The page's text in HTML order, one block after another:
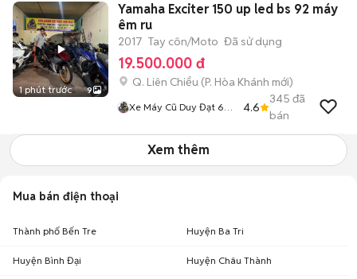
1 phút trước 9
Yamaha Exciter 150 up led bs 92 máy
êm ru
2017 Tay côn/Moto Đã sử dụng
19.500.000 đ
Q. Liên Chiểu (P. Hòa Khánh mới)
Xe Máy Cũ Duy Đạt 66
4.6
345 đã
bán
Xem thêm
Mua bán điện thoại
Thành phố Bến Tre Huyện Ba Tri
Huyện Bình Đại Huyện Châu Thành